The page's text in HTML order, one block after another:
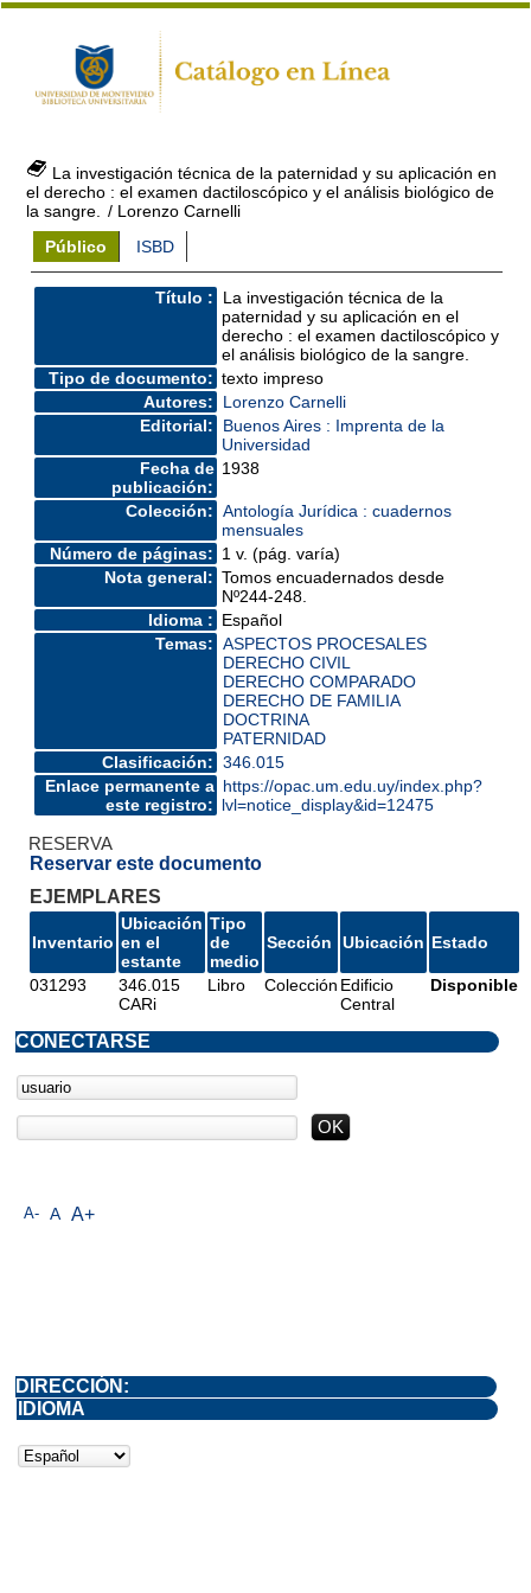
La investigación técnica de la paternidad y su aplicación en
el derecho : el examen dactiloscópico y el análisis biológico de
la sangre.
/ Lorenzo Carnelli
Público
ISBD
Título :
La investigación técnica de la
paternidad y su aplicación en el
derecho : el examen dactiloscópico y
el análisis biológico de la sangre.
Tipo de documento: texto impreso
Autores:
Lorenzo Carnelli
Editorial:
Buenos Aires : Imprenta de la
Universidad
Fecha de
publicación:
1938
Colección: Antología Jurídica : cuadernos
mensuales
Número de páginas: 1 v. (pág. varía)
Nota general: Tomos encuadernados desde
Nº244-248.
Idioma : Español
Temas: ASPECTOS PROCESALES
DERECHO CIVIL
DERECHO COMPARADO
DERECHO DE FAMILIA
DOCTRINA
PATERNIDAD
Clasificación: 346.015
Enlace permanente a
este registro:
https://opac.um.edu.uy/index.php?
lvl=notice_display&id=12475
RESERVA
Reservar este documento
EJEMPLARES
Inventario
Ubicación
en el
estante
Tipo
de
medio
Sección Ubicación Estado
031293
346.015
CARi
Libro Colección Edificio
Central
Disponible
A- A A+
CONECTARSE
DIRECCIÓN:
IDIOMA